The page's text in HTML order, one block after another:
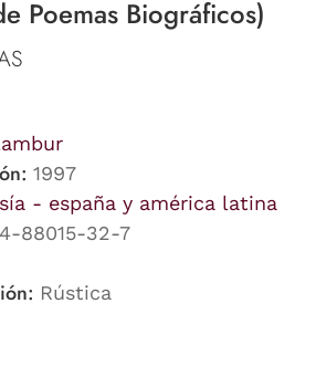
Poemas Biográficos)
1997
- españa y américa latina
88015-32-7
Rústica